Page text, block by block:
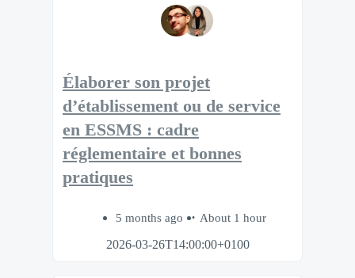
Élaborer son projet
d’établissement ou de service
en ESSMS : cadre
réglementaire et bonnes
pratiques
5 months ago
About 1 hour
2026-03-26T14:00:00+0100